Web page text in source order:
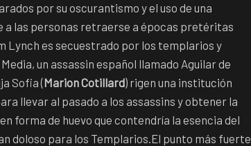
por su oscurantismo y el uso de una
a las personas retraerse a épocas pretéritas
Lynch es secuestrado por los templarios y
un assassin español llamado Aguilar de
Sofia (Marion Cotillard) rigen una institución
llevar al pasado a los assassins y obtener la
forma de huevo que contendría la esencia del
doloso para los Templarios.El punto más fuerte